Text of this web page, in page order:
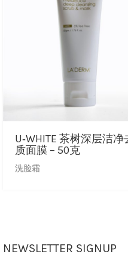
U‑WHITE 茶树深层洁净
质面膜 – 50克
洗脸霜
NEWSLETTER SIGNUP